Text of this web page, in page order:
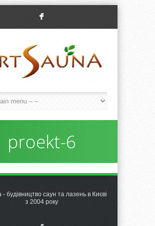
F
proekt-6
будівництво саун та лазень в Києві
з 2004 року